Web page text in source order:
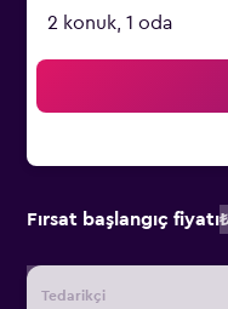
2 konuk, 1 oda
Fırsat başlangıç fiyatı
Tedarikçi